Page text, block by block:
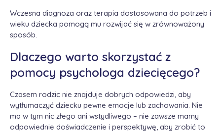
Wczesna diagnoza oraz terapia dostosowana do potrzeb i
wieku dziecka pomogą mu rozwijać się w zrównoważony
sposób.
Dlaczego warto skorzystać z
pomocy psychologa dziecięcego?
Czasem rodzic nie znajduje dobrych odpowiedzi, aby
wytłumaczyć dziecku pewne emocje lub zachowania. Nie
ma w tym nic złego ani wstydliwego – nie zawsze mamy
odpowiednie doświadczenie i perspektywę, aby zrobić to